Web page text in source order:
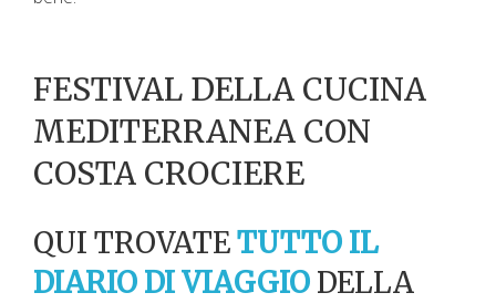
FESTIVAL DELLA CUCINA
MEDITERRANEA CON
COSTA CROCIERE
QUI TROVATETUTTO IL
DIARIO DI VIAGGIO DELLA